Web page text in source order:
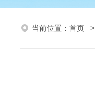
当前位置： 首页 >